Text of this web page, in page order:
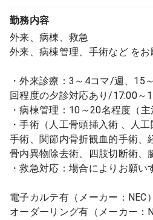
勤務内容
外来、病棟、救急
外来、病棟管理、手術など をお
・外来診療：3～4コマ/週、
回程度の夕診対応あり/17:00～
・病棟管理：10～20名程度（
・手術（⼈⼯⾻頭挿⼊術 、⼈
⼿術、関節内⾻折観⾎的⼿術、
⾻内異物除去術、四肢切断術、
・救急対応：場合によりお願い
電子カルテ有（メーカー：NEC）
オーダーリング有（メーカー：